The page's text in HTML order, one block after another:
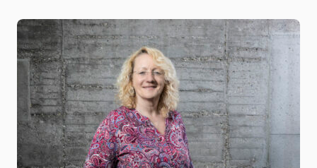
FACHBEREICH
THEMEN
Personenverzeichnis